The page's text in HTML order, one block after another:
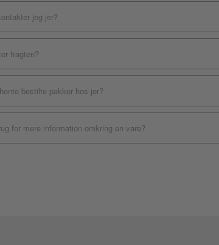
jeg jer?
fragten?
bestilte pakker hos jer?
for mere information omkring en vare?